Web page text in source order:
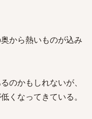
から熱いものが込み
のかもしれないが、
くなってきている。